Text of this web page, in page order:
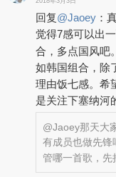
回复@Jaoey ：
觉得7感可以出
合，多点国风吧
如韩国组合，除
理由饭七感。希
是关注下塞纳河
@Jaoey那天大
有成员也做先锋
管哪一首歌，先